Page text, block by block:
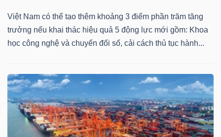
Việt Nam có thể tạo thêm khoảng 3 điểm phần trăm tăng
trưởng nếu khai thác hiệu quả 5 động lực mới gồm: Khoa
học công nghệ và chuyển đổi số, cải cách thủ tục hành...
(-)
Thuật
(-)
Dịch